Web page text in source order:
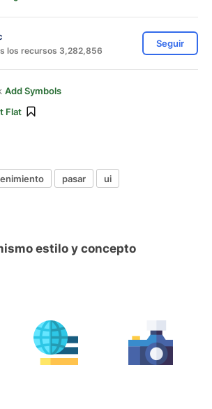
los recursos 3,282,856
Seguir
Add Symbols
Flat
pasar
ui
estilo y concepto